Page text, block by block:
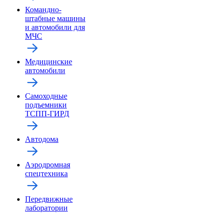
Командно-
штабные машины
и автомобили для
МЧС
Медицинские
автомобили
Самоходные
подъемники
ТСПП-ГИРД
Автодома
Аэродромная
спецтехника
Передвижные
лаборатории